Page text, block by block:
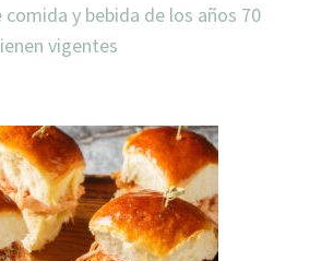
y bebida de los años 70
vigentes